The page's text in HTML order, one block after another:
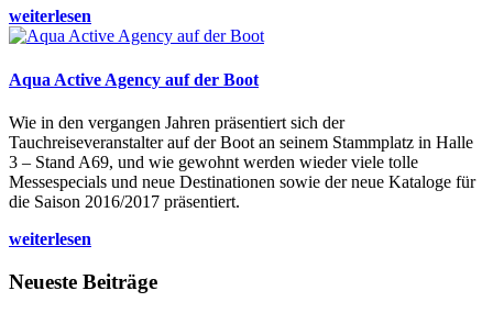
weiterlesen
Aqua Active Agency auf der Boot
Wie in den vergangen Jahren präsentiert sich der
Tauchreiseveranstalter auf der Boot an seinem Stammplatz in Halle
3 – Stand A69, und wie gewohnt werden wieder viele tolle
Messespecials und neue Destinationen sowie der neue Kataloge für
die Saison 2016/2017 präsentiert.
weiterlesen
Neueste Beiträge